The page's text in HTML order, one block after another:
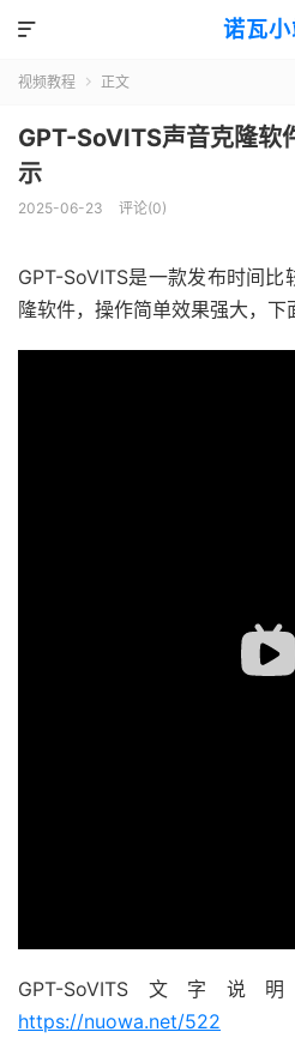
诺瓦小

视频教程  正文
GPT-SoVITS声音克隆软
示
2025-06-23 评论(0)
GPT-SoVITS是一款发布时间
隆软件，操作简单效果强大，下
GPT-SoVITS文字
https://nuowa.net/522